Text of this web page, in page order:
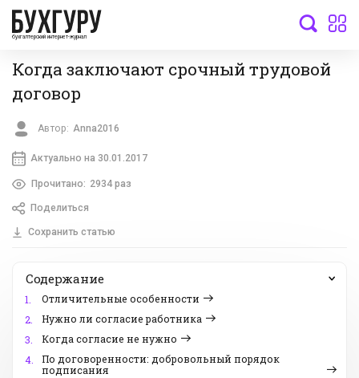
бухгалтерский интернет-журнал
Когда заключают срочный трудовой
договор
Автор: Anna2016
Актуально на 30.01.2017
Прочитано: 2934 раз
Поделиться
Сохранить статью
Содержание
1.
Отличительные особенности
2.
Нужно ли согласие работника
3.
Когда согласие не нужно
4.
По договоренности: добровольный порядок
подписания